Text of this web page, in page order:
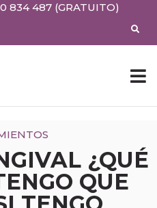
834 487 (GRATUITO)
¿QUÉ
QUE